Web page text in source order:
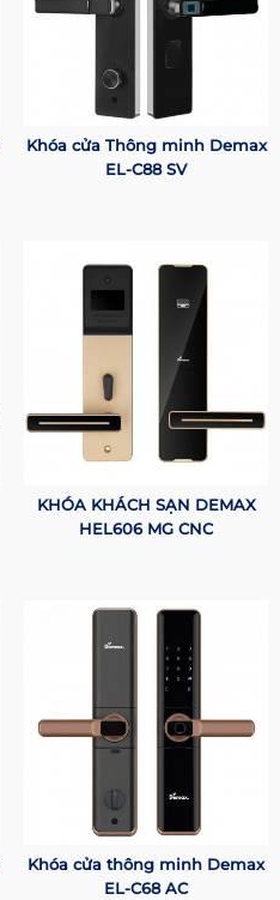
Khóa cửa Thông minh Demax
EL-C88 SV
KHÓA KHÁCH SẠN DEMAX
HEL606 MG CNC
Khóa cửa thông minh Demax
EL-C68 AC